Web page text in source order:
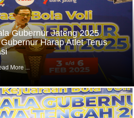
Gubernur Jateng 2025
Harap Atlet Terus
More ...